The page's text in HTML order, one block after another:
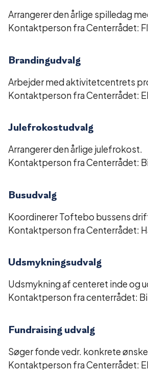
Arrangerer den årlige spilledag
Kontaktperson fra Centerrådet:
Brandingudvalg
Arbejder med aktivitetcentrets
Kontaktperson fra Centerrådet:
Julefrokostudvalg
Arrangerer den årlige julefrokost.
Kontaktperson fra Centerrådet:
Busudvalg
Koordinerer Toftebo bussens
Kontaktperson fra Centerrådet:
Udsmykningsudvalg
Udsmykning af centeret inde og
Kontaktperson fra centerrådet:
Fundraising udvalg
Søger fonde vedr. konkrete
Kontaktperson fra Centerrådet: